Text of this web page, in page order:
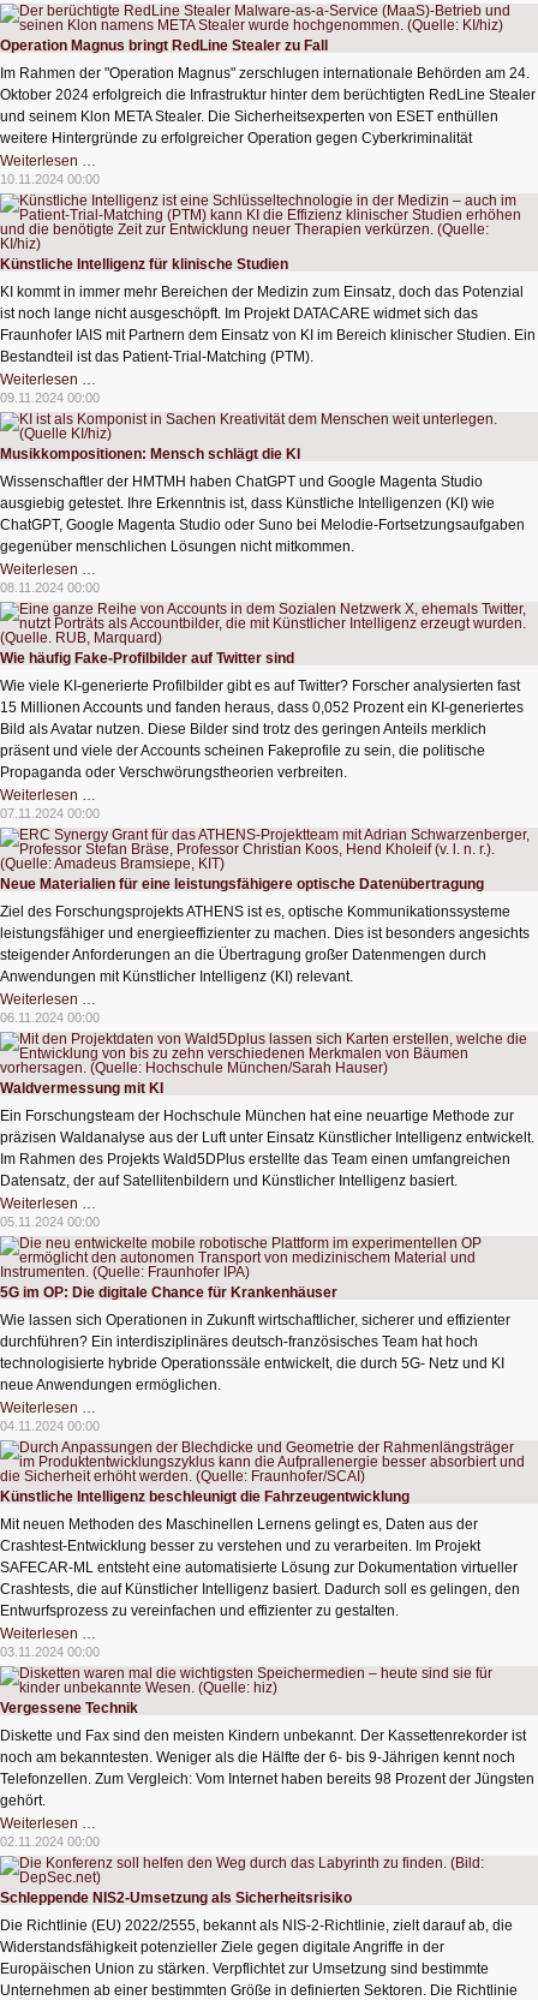
mit
KI
nachrüsten
Operation Magnus bringt RedLine Stealer zu Fall
Im Rahmen der "Operation Magnus" zerschlugen internationale Behörden am 24.
Oktober 2024 erfolgreich die Infrastruktur hinter dem berüchtigten RedLine Stealer
und seinem Klon META Stealer. Die Sicherheitsexperten von ESET enthüllen
weitere Hintergründe zu erfolgreicher Operation gegen Cyberkriminalität
Weiterlesen …
Magnus
bringt
RedLine
Stealer
zu
10.11.2024 00:00
Künstliche Intelligenz für klinische Studien
KI kommt in immer mehr Bereichen der Medizin zum Einsatz, doch das Potenzial
ist noch lange nicht ausgeschöpft. Im Projekt DATACARE widmet sich das
Fraunhofer IAIS mit Partnern dem Einsatz von KI im Bereich klinischer Studien. Ein
Bestandteil ist das Patient-Trial-Matching (PTM).
Weiterlesen …
Intelligenz
für
klinische
Studien
09.11.2024 00:00
Musikkompositionen: Mensch schlägt die KI
Wissenschaftler der HMTMH haben ChatGPT und Google Magenta Studio
ausgiebig getestet. Ihre Erkenntnis ist, dass Künstliche Intelligenzen (KI) wie
ChatGPT, Google Magenta Studio oder Suno bei Melodie-Fortsetzungsaufgaben
gegenüber menschlichen Lösungen nicht mitkommen.
Weiterlesen …
Mensch
schlägt
die
KI
08.11.2024 00:00
Wie häufig Fake-Profilbilder auf Twitter sind
Wie viele KI-generierte Profilbilder gibt es auf Twitter? Forscher analysierten fast
15 Millionen Accounts und fanden heraus, dass 0,052 Prozent ein KI-generiertes
Bild als Avatar nutzen. Diese Bilder sind trotz des geringen Anteils merklich
präsent und viele der Accounts scheinen Fakeprofile zu sein, die politische
Propaganda oder Verschwörungstheorien verbreiten.
Weiterlesen …
häufig
Fake-
Profilbilder
auf
Twitter
sind
07.11.2024 00:00
Neue Materialien für eine leistungsfähigere optische Datenübertragung
Ziel des Forschungsprojekts ATHENS ist es, optische Kommunikationssysteme
leistungsfähiger und energieeffizienter zu machen. Dies ist besonders angesichts
steigender Anforderungen an die Übertragung großer Datenmengen durch
Anwendungen mit Künstlicher Intelligenz (KI) relevant.
Weiterlesen …
Materialien
für
eine
leistungsfähigere
optische
Datenübertragung
06.11.2024 00:00
Waldvermessung mit KI
Ein Forschungsteam der Hochschule München hat eine neuartige Methode zur
präzisen Waldanalyse aus der Luft unter Einsatz Künstlicher Intelligenz entwickelt.
Im Rahmen des Projekts Wald5DPlus erstellte das Team einen umfangreichen
Datensatz, der auf Satellitenbildern und Künstlicher Intelligenz basiert.
Weiterlesen …
mit
KI
05.11.2024 00:00
5G im OP: Die digitale Chance für Krankenhäuser
Wie lassen sich Operationen in Zukunft wirtschaftlicher, sicherer und effizienter
durchführen? Ein interdisziplinäres deutsch-französisches Team hat hoch
technologisierte hybride Operationssäle entwickelt, die durch 5G- Netz und KI
neue Anwendungen ermöglichen.
Weiterlesen …
im
OP:
Die
digitale
Chance
für
Krankenhäuser
04.11.2024 00:00
Künstliche Intelligenz beschleunigt die Fahrzeugentwicklung
Mit neuen Methoden des Maschinellen Lernens gelingt es, Daten aus der
Crashtest-Entwicklung besser zu verstehen und zu verarbeiten. Im Projekt
SAFECAR-ML entsteht eine automatisierte Lösung zur Dokumentation virtueller
Crashtests, die auf Künstlicher Intelligenz basiert. Dadurch soll es gelingen, den
Entwurfsprozess zu vereinfachen und effizienter zu gestalten.
Weiterlesen …
Intelligenz
beschleunigt
die
Fahrzeugentwicklung
03.11.2024 00:00
Vergessene Technik
Diskette und Fax sind den meisten Kindern unbekannt. Der Kassettenrekorder ist
noch am bekanntesten. Weniger als die Hälfte der 6- bis 9-Jährigen kennt noch
Telefonzellen. Zum Vergleich: Vom Internet haben bereits 98 Prozent der Jüngsten
gehört.
Weiterlesen …
Technik
02.11.2024 00:00
Schleppende NIS2-Umsetzung als Sicherheitsrisiko
Die Richtlinie (EU) 2022/2555, bekannt als NIS-2-Richtlinie, zielt darauf ab, die
Widerstandsfähigkeit potenzieller Ziele gegen digitale Angriffe in der
Europäischen Union zu stärken. Verpflichtet zur Umsetzung sind bestimmte
Unternehmen ab einer bestimmten Größe in definierten Sektoren. Die Richtlinie